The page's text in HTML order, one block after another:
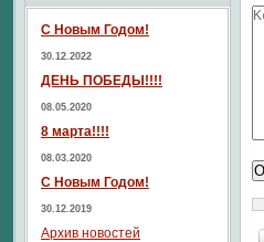
С Новым Годом!
30.12.2022
ДЕНЬ ПОБЕДЫ!!!!
08.05.2020
8 марта!!!!
08.03.2020
С Новым Годом!
30.12.2019
Архив новостей